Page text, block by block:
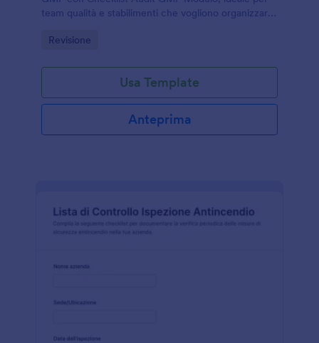
team qualità e stabilimenti che vogliono organizzare
Go to Category:
Revisione
Usa Template
Anteprima